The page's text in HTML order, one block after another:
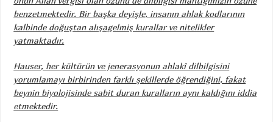
benzetmektedir. Bir başka deyişle, insanın ahlak kodlarının
kalbinde doğuştan alışagelmiş kurallar ve nitelikler
yatmaktadır.
Hauser, her kültürün ve jenerasyonun ahlakî dilbilgisini
yorumlamayı birbirinden farklı şekillerde öğrendiğini, fakat
beynin biyolojisinde sabit duran kuralların aynı kaldığını iddia
etmektedir.